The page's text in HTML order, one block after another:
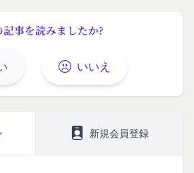
記事を読みましたか?
いいえ
新規会員登録
お願いいたします。
合わせ
よっては回答にお時間をいただ
きない場合がございます。あら
むメールアドレスから受信でき
ご設定ください。
合わせについて、お客さまの個
の際に会員本人が設定し、承
様IDおよびパスワードの利
切の責任を負うものとします。
更、貸与、開示又は漏洩しては